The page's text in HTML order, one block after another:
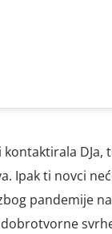
Ipak ti novci
pandemije